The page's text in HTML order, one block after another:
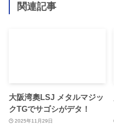
関連記事
大阪湾奧LSJ メタルマジッ
クTGでサゴシがデタ！
2025年11月29日